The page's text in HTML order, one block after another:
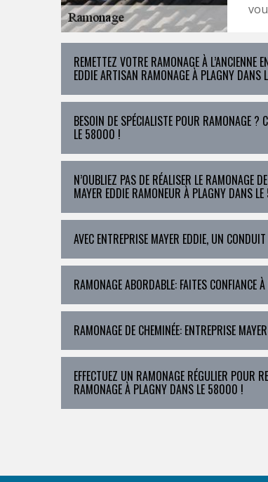
REMETTEZ VOTRE RAMONAGE À L’ANCIENNE
EDDIE ARTISAN RAMONAGE À PLAGNY
BESOIN DE SPÉCIALISTE POUR RAMONAGE ?
LE 58000 !
N’OUBLIEZ PAS DE RÉALISER LE RAMONAGE
MAYER EDDIE RAMONEUR À PLAGNY DANS
AVEC ENTREPRISE MAYER EDDIE, UN
RAMONAGE ABORDABLE: FAITES CONFIANCE
RAMONAGE DE CHEMINÉE: ENTREPRISE
EFFECTUEZ UN RAMONAGE RÉGULIER POUR
RAMONAGE À PLAGNY DANS LE 58000 !